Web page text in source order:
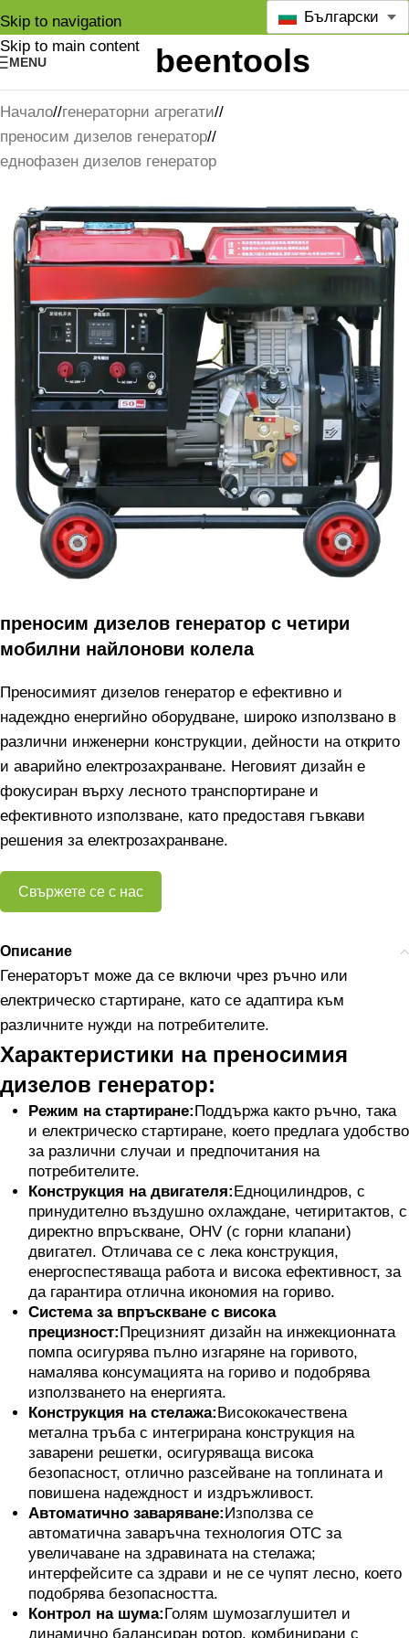
Skip to navigation
Skip to main content
MENU
Български
Начало/ генераторни агрегати/
преносим дизелов генератор/
еднофазен дизелов генератор
преносим дизелов генератор с четири
мобилни найлонови колела
Преносимият дизелов генератор е ефективно и
надеждно енергийно оборудване, широко използвано в
различни инженерни конструкции, дейности на открито
и аварийно електрозахранване. Неговият дизайн е
фокусиран върху лесното транспортиране и
ефективното използване, като предоставя гъвкави
решения за електрозахранване.
Свържете се с нас
Описание
Генераторът може да се включи чрез ръчно или
електрическо стартиране, като се адаптира към
различните нужди на потребителите.
Характеристики на преносимия
дизелов генератор:
Режим на стартиране:Поддържа както ръчно, така
и електрическо стартиране, което предлага удобство
за различни случаи и предпочитания на
потребителите.
Конструкция на двигателя:Едноцилиндров, с
принудително въздушно охлаждане, четиритактов, с
директно впръскване, OHV (с горни клапани)
двигател. Отличава се с лека конструкция,
енергоспестяваща работа и висока ефективност, за
да гарантира отлична икономия на гориво.
Система за впръскване с висока
прецизност:Прецизният дизайн на инжекционната
помпа осигурява пълно изгаряне на горивото,
намалява консумацията на гориво и подобрява
използването на енергията.
Конструкция на стелажа:Висококачествена
метална тръба с интегрирана конструкция на
заварени решетки, осигуряваща висока
безопасност, отлично разсейване на топлината и
повишена надеждност и издръжливост.
Автоматично заваряване:Използва се
автоматична заваръчна технология OTC за
увеличаване на здравината на стелажа;
интерфейсите са здрави и не се чупят лесно, което
подобрява безопасността.
Контрол на шума:Голям шумозаглушител и
динамично балансиран ротор, комбинирани с